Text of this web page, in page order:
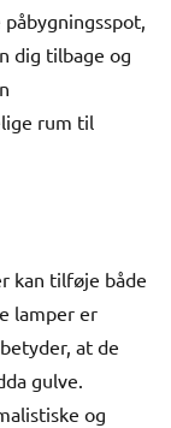
dig tilbage og
rum til
kan tilføje både
lamper er
at de
gulve.
og